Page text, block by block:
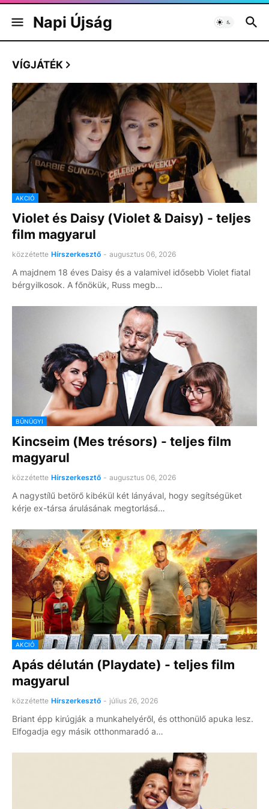
Napi Újság
VÍGJÁTÉK
AKCIÓ
Violet és Daisy (Violet & Daisy) - teljes
film magyarul
közzétette Hírszerkesztő - augusztus 06, 2026
A majdnem 18 éves Daisy és a valamivel idősebb Violet fiatal
bérgyilkosok. A főnökük, Russ megb…
BŰNÜGYI
Kincseim (Mes trésors) - teljes film
magyarul
közzétette Hírszerkesztő - augusztus 06, 2026
A nagystílű betörő kibékül két lányával, hogy segítségüket
kérje ex-társa árulásának megtorlásá…
AKCIÓ
Apás délután (Playdate) - teljes film
magyarul
közzétette Hírszerkesztő - július 26, 2026
Briant épp kirúgják a munkahelyéről, és otthonülő apuka lesz.
Elfogadja egy másik otthonmaradó a…